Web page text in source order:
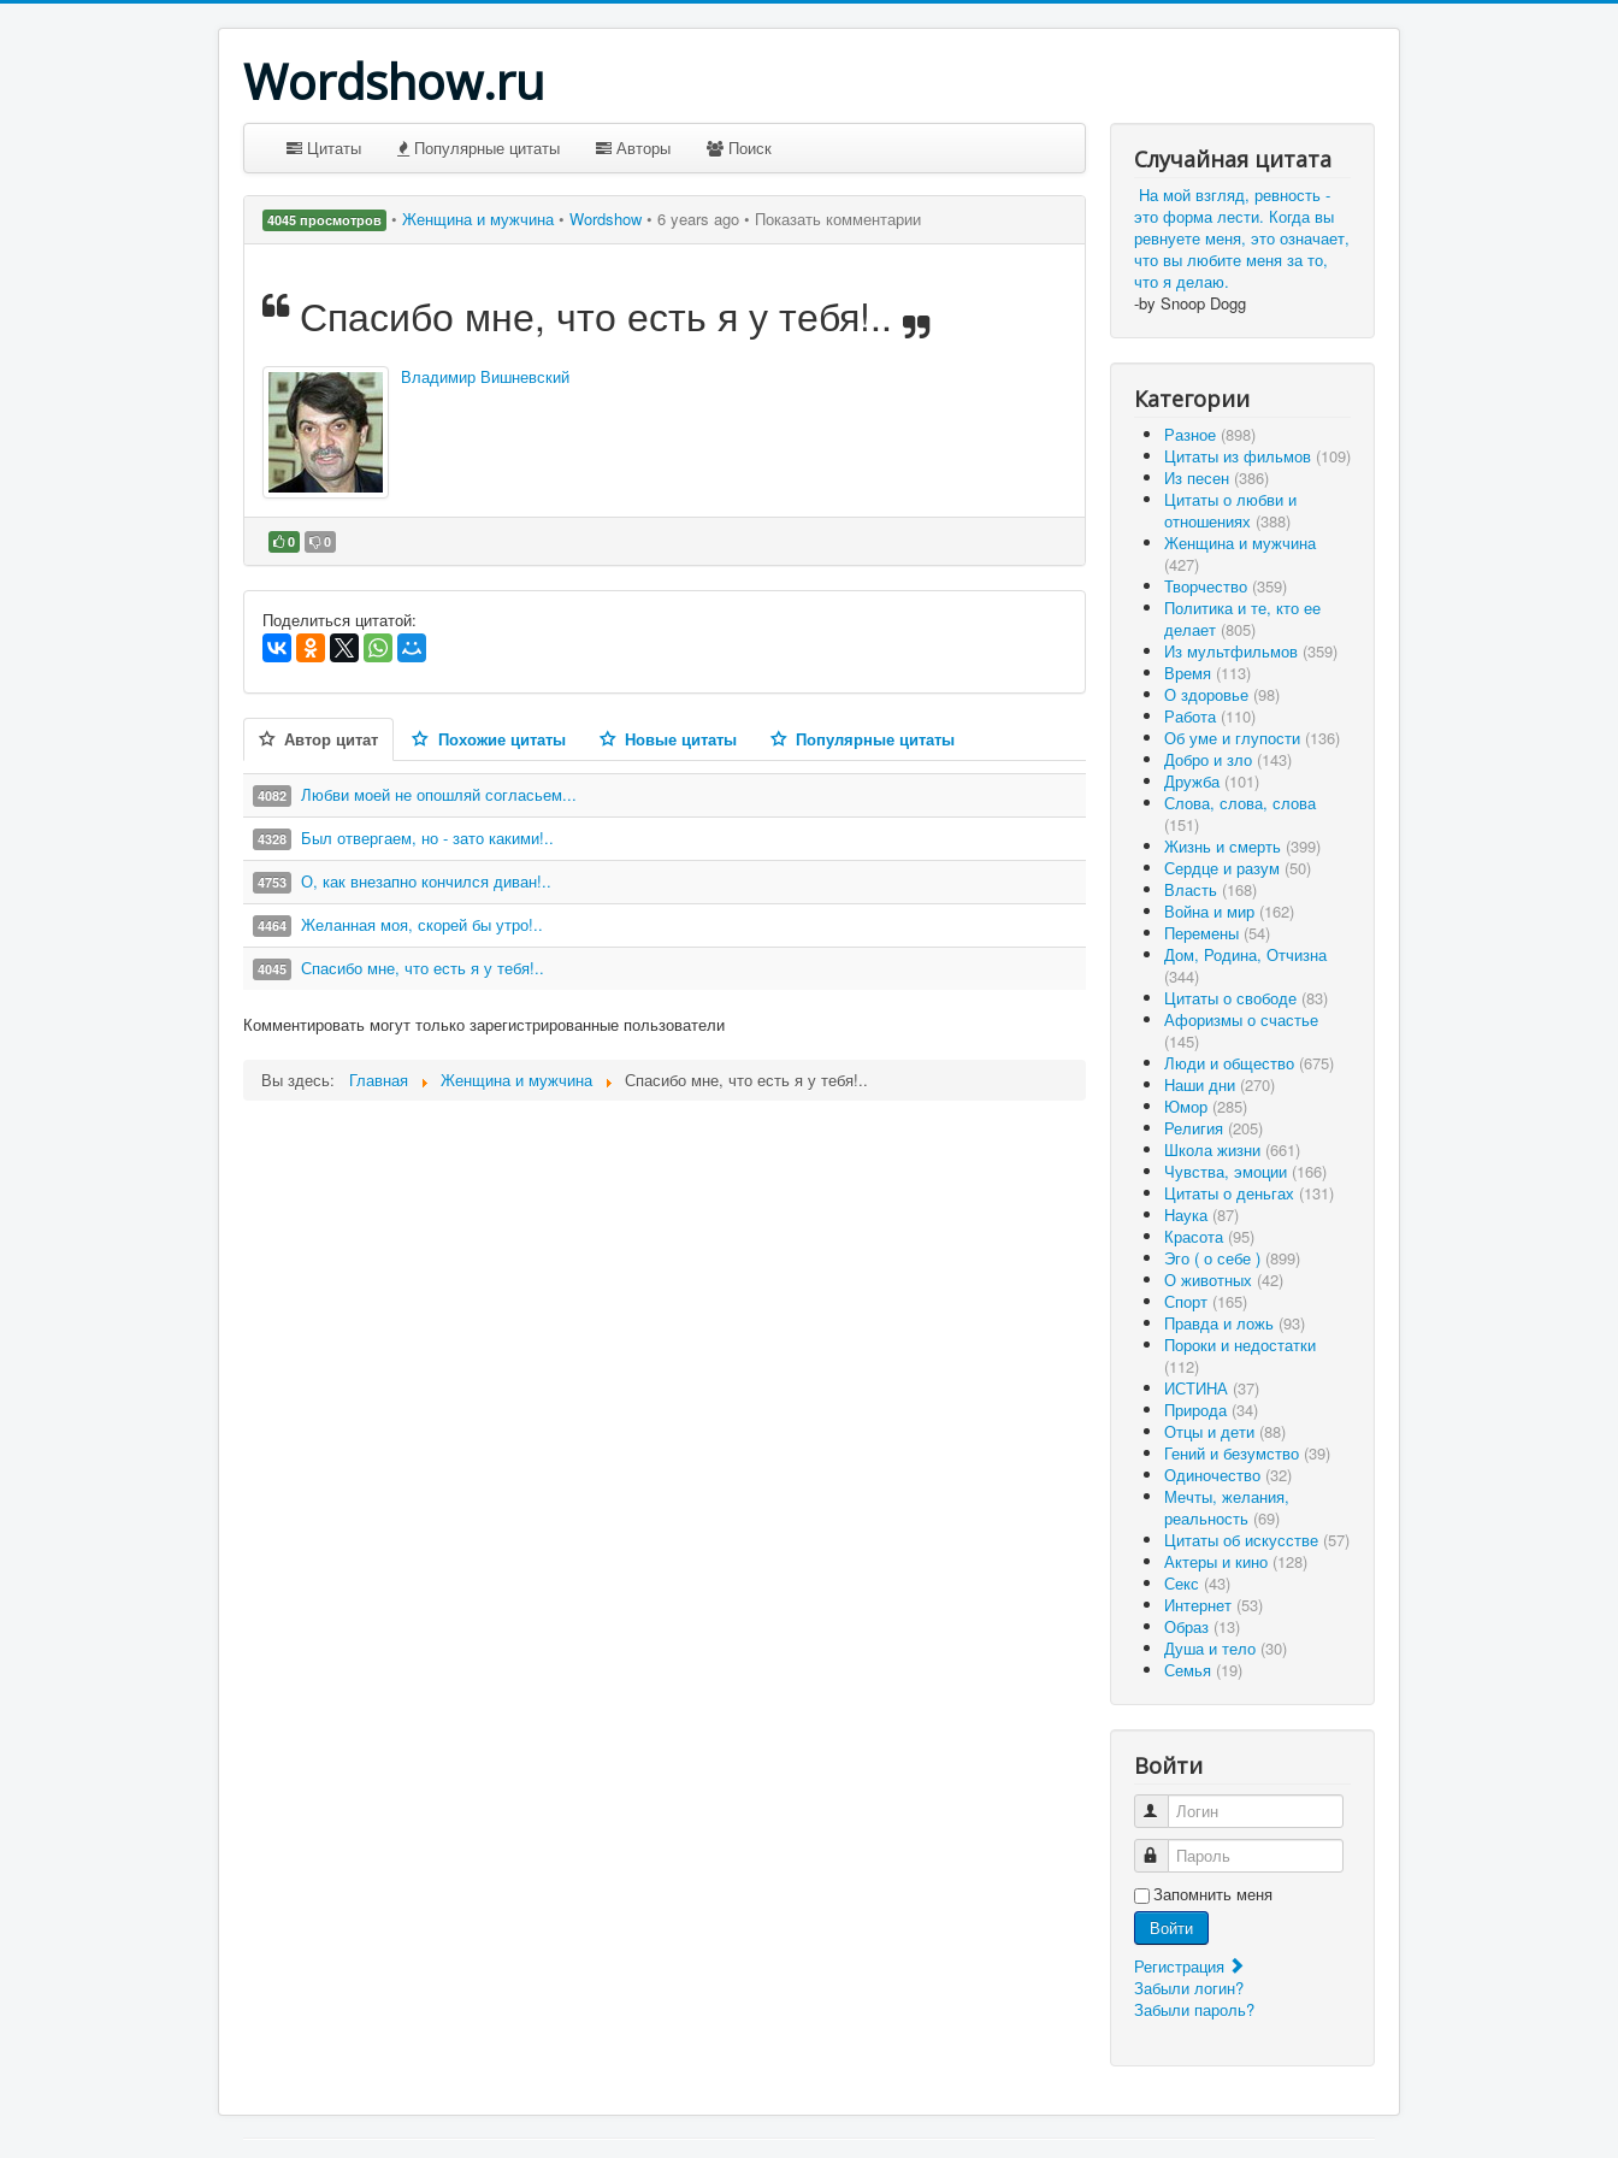
Wordshow.ru
Цитаты Популярные цитаты Авторы Поиск
4045 просмотров • Женщина и мужчина• Wordshow • 6 years ago • Показать комментарии
Спасибо мне, что есть я у тебя!..
Владимир Вишневский
0 0
В избранное
Поделиться цитатой:
Автор цитат Похожие цитаты Новые цитаты Популярные цитаты
4082 Любви моей не опошляй согласьем...
4328 Был отвергаем, но - зато какими!..
4753 О, как внезапно кончился диван!..
4464 Желанная моя, скорей бы утро!..
4045 Спасибо мне, что есть я у тебя!..
Комментировать могут только зарегистрированные пользователи
Вы здесь: Главная Женщина и мужчина Спасибо мне, что есть я у тебя!..
Случайная цитата
На мой взгляд, ревность -
это форма лести. Когда вы
ревнуете меня, это означает,
что вы любите меня за то,
что я делаю.
-by Snoop Dogg
Категории
Разное (898)
Цитаты из фильмов (109)
Из песен (386)
Цитаты о любви и
отношениях (388)
Женщина и мужчина
(427)
Творчество (359)
Политика и те, кто ее
делает (805)
Из мультфильмов (359)
Время (113)
О здоровье (98)
Работа (110)
Об уме и глупости (136)
Добро и зло (143)
Дружба (101)
Слова, слова, слова
(151)
Жизнь и смерть (399)
Сердце и разум (50)
Власть (168)
Война и мир (162)
Перемены (54)
Дом, Родина, Отчизна
(344)
Цитаты о свободе (83)
Афоризмы о счастье
(145)
Люди и общество (675)
Наши дни (270)
Юмор (285)
Религия (205)
Школа жизни (661)
Чувства, эмоции (166)
Цитаты о деньгах (131)
Наука (87)
Красота (95)
Эго ( о себе ) (899)
О животных (42)
Спорт (165)
Правда и ложь (93)
Пороки и недостатки
(112)
ИСТИНА (37)
Природа (34)
Отцы и дети (88)
Гений и безумство (39)
Одиночество (32)
Мечты, желания,
реальность (69)
Цитаты об искусстве (57)
Актеры и кино (128)
Секс (43)
Интернет (53)
Образ (13)
Душа и тело (30)
Семья (19)
Войти
Логин
Пароль
Запомнить меня
Войти
Регистрация
Забыли логин?
Забыли пароль?